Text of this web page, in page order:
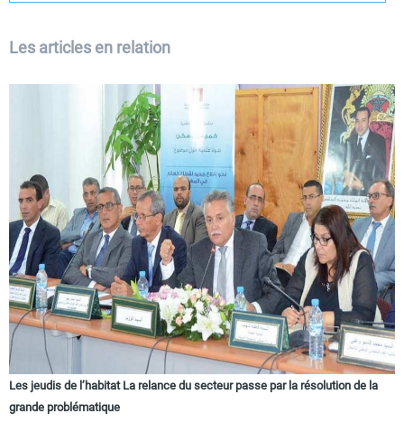
Les articles en relation
Les jeudis de l’habitat La relance du secteur passe par la résolution de la
grande problématique